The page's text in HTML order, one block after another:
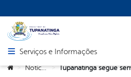
Abrir menu principal de navegação
Serviços e Informações
Você está aqui:
> Notícias >